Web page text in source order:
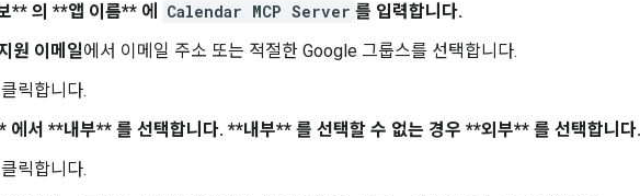
** 의 **앱 이름** 에
Calendar MCP Server 를 입력합니다.
원 이메일에서 이메일 주소 또는 적절한 Google 그룹스를 선택합니다.
릭합니다.
에서 **내부** 를 선택합니다. **내부** 를 선택할 수 없는 경우 **외부** 를 선택합니다.
릭합니다.